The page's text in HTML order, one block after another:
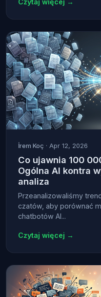
Czytaj więcej →
İrem Koç · Apr 12, 2026
Co ujawnia 100
Ogólna AI kontra
analiza
Przeanalizowaliśmy
czatów, aby porównać
chatbotów AI...
Czytaj więcej →